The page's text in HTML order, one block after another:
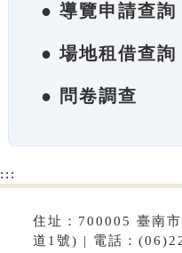
● 導覽申請查詢
● 場地租借查詢
● 問卷調查
:::
住址：700005 臺南
道1號) | 電話：